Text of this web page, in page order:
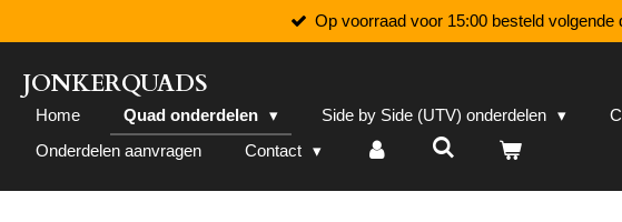
direct
naar
de
hoofdinhoud
Op voorraad voor 15:00 besteld volgende
JONKERQUADS
Home Quad onderdelen Side by Side (UTV) onderdelen
Onderdelen aanvragen
Contact